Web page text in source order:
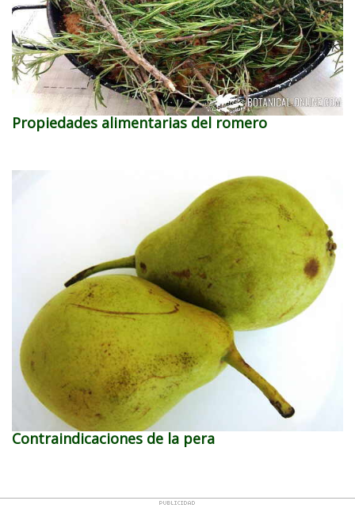
Propiedades alimentarias del romero
Contraindicaciones de la pera